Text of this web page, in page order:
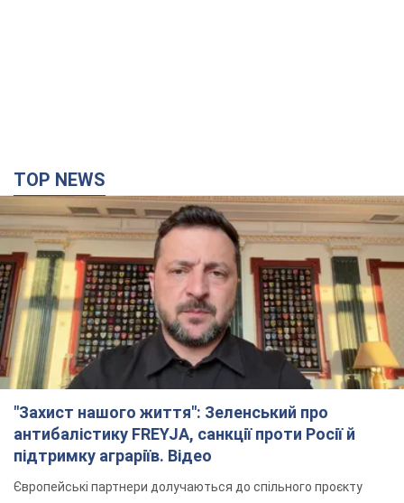
"Захист нашого життя": Зеленський про
антибалістику FREYJA, санкції проти Росії й
підтримку аграріїв. Відео
Європейські партнери долучаються до спільного проєкту
12 часов назад 88,7 т.
З 1 вересня українським вчителям підвищать
зарплати: Корецький розкрив деталі
Одночасно з підвищенням зарплат педагогам уряд
анонсував збільшення студентських стипендій
8 часов назад